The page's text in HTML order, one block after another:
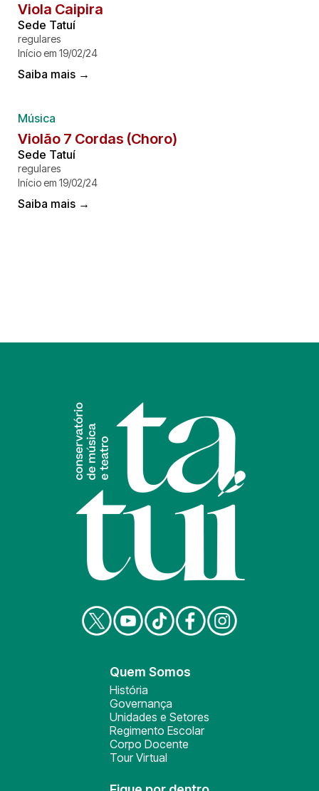
Viola Caipira
Sede Tatuí
regulares
Início em 19/02/24
Saiba mais →
Música
Violão 7 Cordas (Choro)
Sede Tatuí
regulares
Início em 19/02/24
Saiba mais →
Quem Somos
História
Governança
Unidades e Setores
Regimento Escolar
Corpo Docente
Tour Virtual